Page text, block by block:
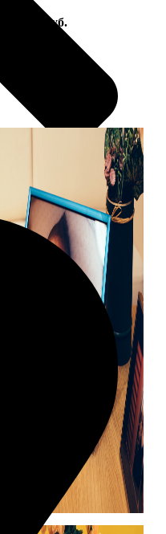
Цена, руб.